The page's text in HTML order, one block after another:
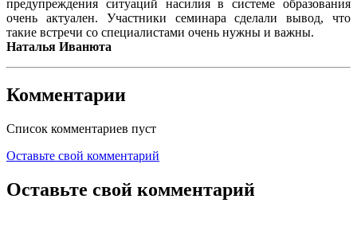
предупреждения ситуаций насилия в системе образования
очень актуален. Участники семинара сделали вывод, что
такие встречи со специалистами очень нужны и важны.
Наталья Иванюта
Комментарии
Список комментариев пуст
Оставьте свой комментарий
Оставьте свой комментарий